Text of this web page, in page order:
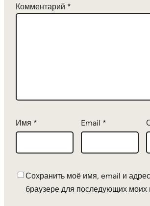
Комментарий *
Имя * Email *
Сохранить моё имя, email и
браузере для последующих моих